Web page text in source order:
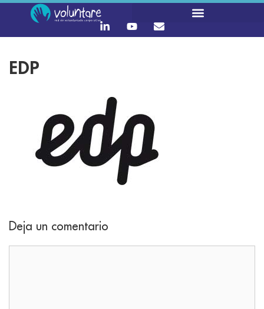
EDP
Deja un comentario